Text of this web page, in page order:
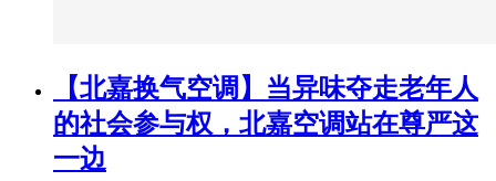
【北嘉换气空调】当异味夺走老年人
的社会参与权，北嘉空调站在尊严这
一边